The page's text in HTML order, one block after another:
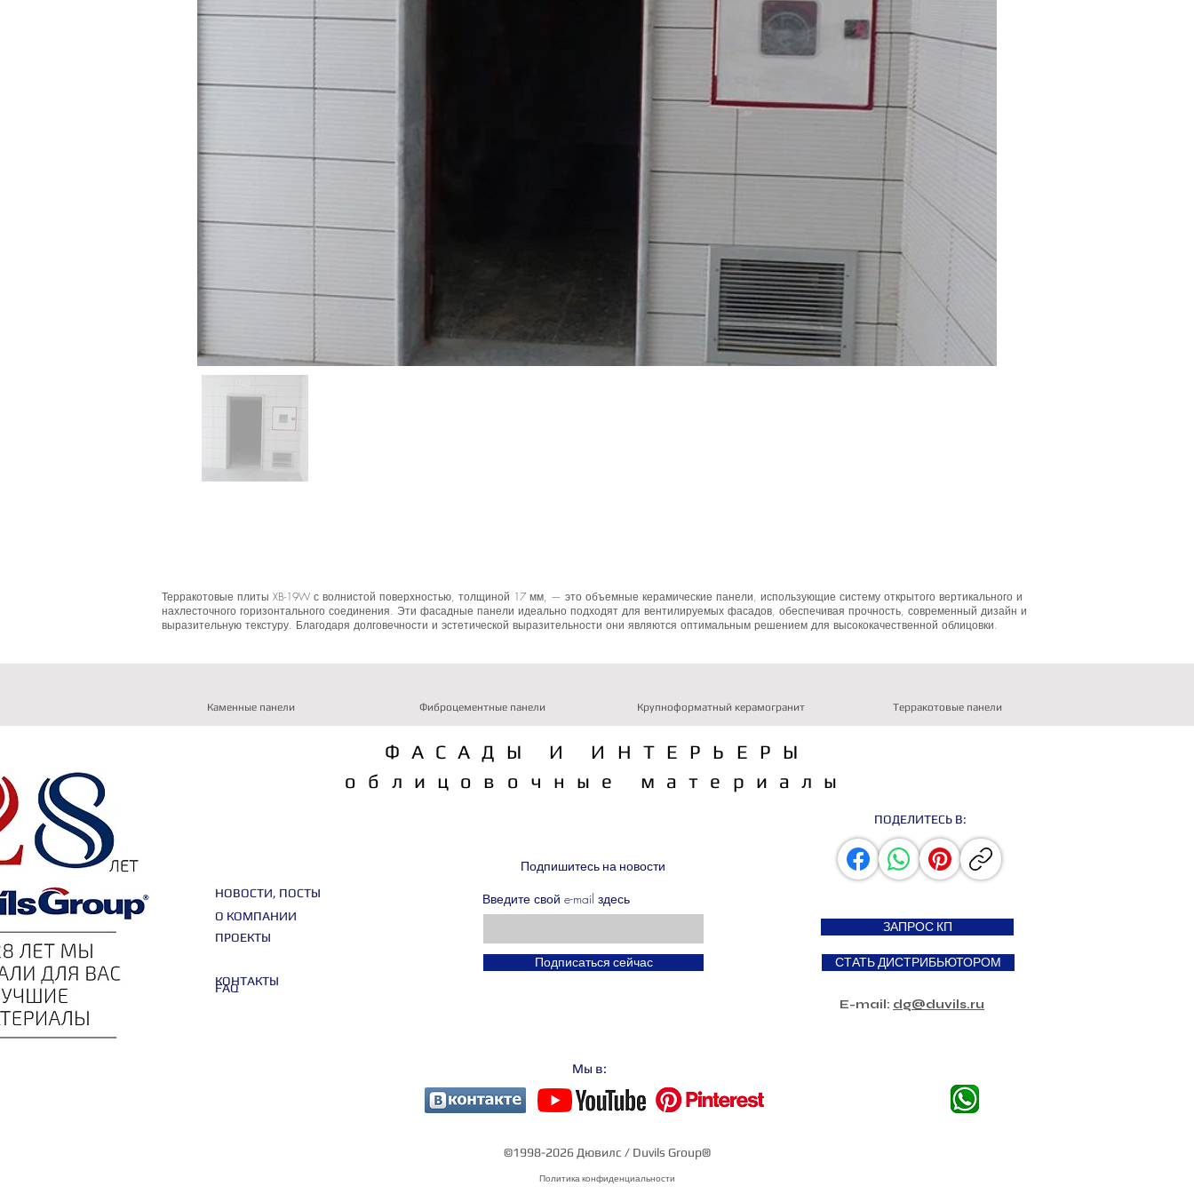
Терракотовые плиты XB-19W с волнистой поверхностью, толщиной 17 мм, — это объемные керамические панели, использующие систему открытого вертикального и
нахлесточного горизонтального соединения. Эти фасадные панели идеально подходят для вентилируемых фасадов, обеспечивая прочность, современный дизайн и
выразительную текстуру. Благодаря долговечности и эстетической выразительности они являются оптимальным решением для высококачественной облицовки.
Каменные панели Фиброцементные панели Крупноформатный керамогранит Терракотовые панели
ФАСАДЫ И ИНТЕРЬЕРЫ
облицовочные материалы
ПОДЕЛИТЕСЬ В:
Подпишитесь на новости
НОВОСТИ, ПОСТЫ
О КОМПАНИИ
ПРОЕКТЫ
КОНТАКТЫ
FAQ
Введите свой e-mail здесь
Подписаться сейчас
ЗАПРОС КП
СТАТЬ ДИСТРИБЬЮТОРОМ
E-mail: dg@duvils.ru
Мы в:
©1998-2026 Дювилс / Duvils Group®
Политика конфиденциальности